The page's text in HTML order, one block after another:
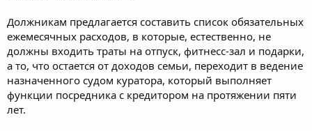
Должникам предлагается составить список обязательных
ежемесячных расходов, в которые, естественно, не
должны входить траты на отпуск, фитнесс-зал и подарки,
а то, что остается от доходов семьи, переходит в ведение
назначенного судом куратора, который выполняет
функции посредника с кредитором на протяжении пяти
лет.